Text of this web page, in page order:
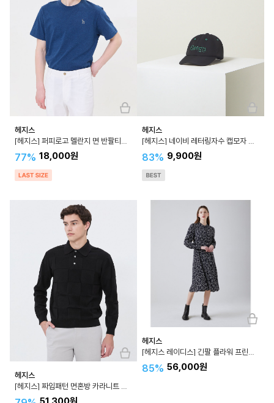
헤지스
[헤지스] 퍼피로고 멜란지 면 반팔티셔츠 WHTS4B901
77% 18,000원
헤지스
[헤지스] 네이비 레터링자수 캡모자 HSHE2D101
83% 9,900원
헤지스
[헤지스] 짜임패턴 면혼방 카라니트 WHSW4A564
헤지스
[헤지스 레이디스] 긴팔 플라워 프린트 원피스 HSDR3A251
85% 56,000원